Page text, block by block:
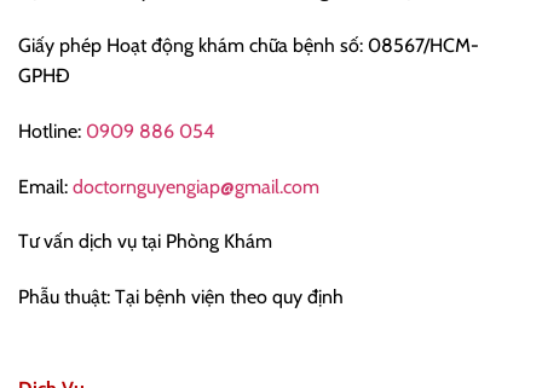
Giấy phép Hoạt động khám chữa bệnh số: 08567/HCM-
GPHĐ
Hotline: 0909 886 054
Email: doctornguyengiap@gmail.com
Tư vấn dịch vụ tại Phòng Khám
Phẫu thuật: Tại bệnh viện theo quy định